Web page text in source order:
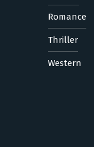
Romance
Thriller
Western